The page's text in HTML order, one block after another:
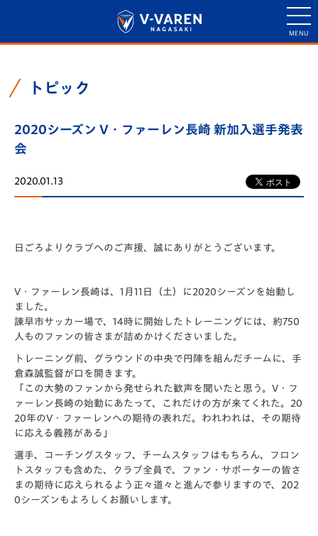
トピック
2020シーズン V・ファーレン長崎 新加入選手発表
会
2020.01.13
日ごろよりクラブへのご声援、誠にありがとうございます。
V・ファーレン長崎は、1月11日（土）に2020シーズンを始動し
ました。
諫早市サッカー場で、 14時に開始したトレーニングには、約750
人ものファンの皆さまが詰めかけくださいました。
トレーニング前、グラウンドの中央で円陣を組んだチームに、手
倉森誠監督が口を開きます。
「この大勢のファンから発せられた歓声を聞いたと思う。V・フ
ァーレン長崎の始動にあたって、
これだけの方が来てくれた。20
20年のV・ファーレンへの期待の表れだ。われわれは、 その期待
に応える義務がある」
選手、コーチングスタッフ、チームスタッフはもちろん、フロン
トスタッフも含めた、クラブ全員で、ファン・サポーターの皆さ
まの期待に応えられるよう正々道々と進んで参りますので、202
0シーズンもよろしくお願いします。